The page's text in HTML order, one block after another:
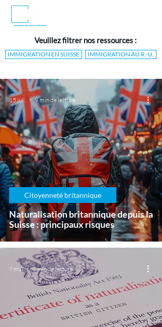
Veuillez filtrer nos ressources :
IMMIGRATION EN SUISSE IMMIGRATION AU R.-U.
Naturalisation britannique depuis la
Suisse : principaux risques
Citoyenneté britannique
15 juil. 9 min de lecture
7 mai 9 min de lecture